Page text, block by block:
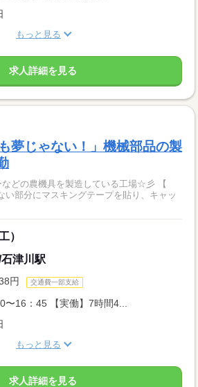
もっと見る
求人詳細を見る
夢じゃない！」機械部品の製
部分にマスキングテープを貼り、キャッ
）
津川駅
円 交通費一部支給
〜16：45 【実働】7時間4...
もっと見る
求人詳細を見る